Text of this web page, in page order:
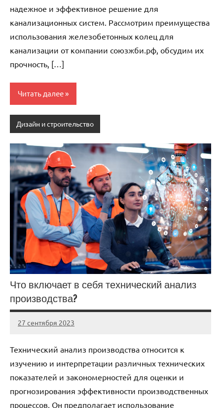
надежное и эффективное решение для
канализационных систем. Рассмотрим преимущества
использования железобетонных колец для
канализации от компании союзжби.рф, обсудим их
прочность, […]
Читать далее
Дизайн и строительство
Что включает в себя технический анализ
производства?
27 сентября 2023
Avtor
Нет
Технический анализ производства относится к
изучению и интерпретации различных технических
показателей и закономерностей для оценки и
прогнозирования эффективности производственных
процессов. Он предполагает использование